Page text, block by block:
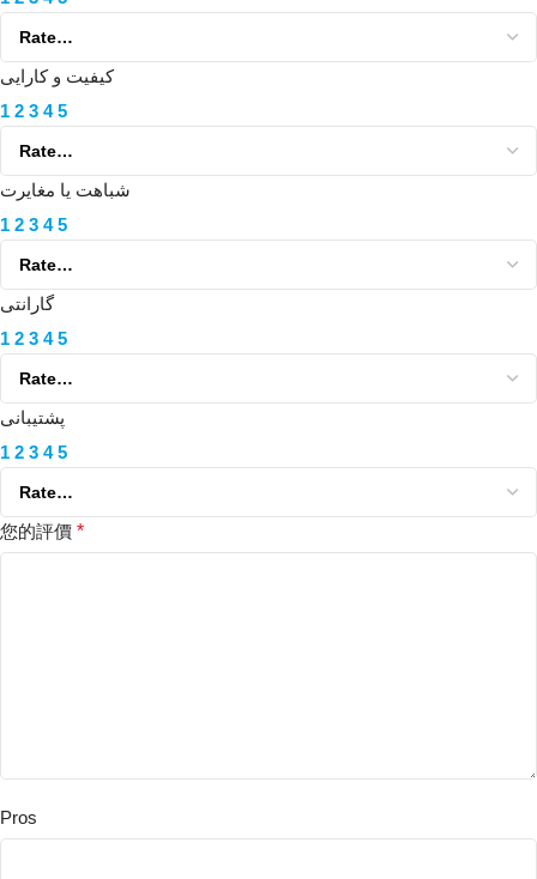
کیفیت و کارایی
1 2 3 4 5
شباهت یا مغایرت
1 2 3 4 5
گارانتی
1 2 3 4 5
پشتیبانی
1 2 3 4 5
您的評價 *
Pros